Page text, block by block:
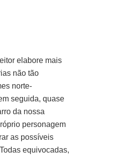
elabore mais
não tão
norte-
seguida, quase
da nossa
personagem
as possíveis
equivocadas,